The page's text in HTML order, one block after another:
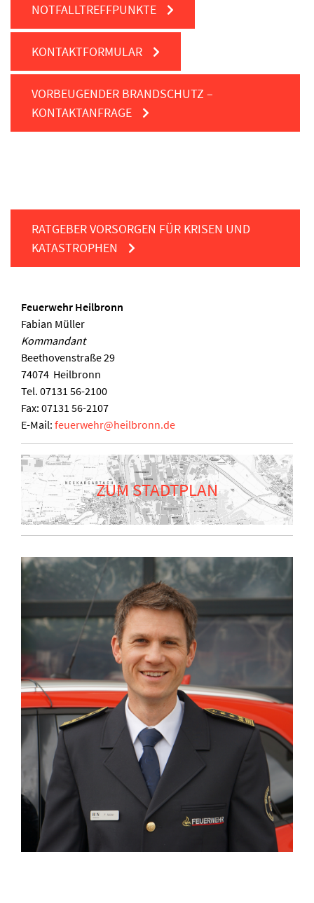
NOTFALLTREFFPUNKTE
KONTAKTFORMULAR
VORBEUGENDER BRANDSCHUTZ –
KONTAKTANFRAGE
RATGEBER VORSORGEN FÜR KRISEN UND
KATASTROPHEN
Feuerwehr Heilbronn
Fabian Müller
Kommandant
Beethovenstraße 29
74074 Heilbronn
Tel. 07131 56-2100
Fax: 07131 56-2107
E-Mail: feuerwehr@heilbronn.de
ZUM STADTPLAN